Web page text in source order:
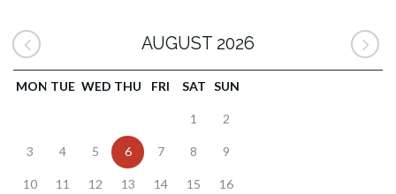
AUGUST 2026
MON TUE WED THU FRI SAT SUN
1 2
3 4 5 6 7 8 9
10 11 12 13 14 15 16